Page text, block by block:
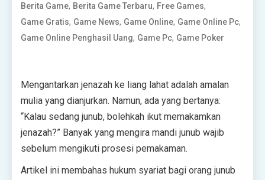
Berita Game, Berita Game Terbaru, Free Games,
Game Gratis, Game News, Game Online, Game Online Pc,
Game Online Penghasil Uang, Game Pc, Game Poker
Mengantarkan jenazah ke liang lahat adalah amalan
mulia yang dianjurkan. Namun, ada yang bertanya:
“Kalau sedang junub, bolehkah ikut memakamkan
jenazah?” Banyak yang mengira mandi junub wajib
sebelum mengikuti prosesi pemakaman.
Artikel ini membahas hukum syariat bagi orang junub